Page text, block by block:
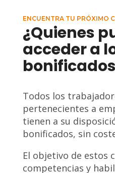
ENCUENTRA TU PRÓXIMO
¿Quienes
acceder a
Todos los
pertenecientes a
tienen a su
bonificados, sin
El objetivo de estos
competencias y